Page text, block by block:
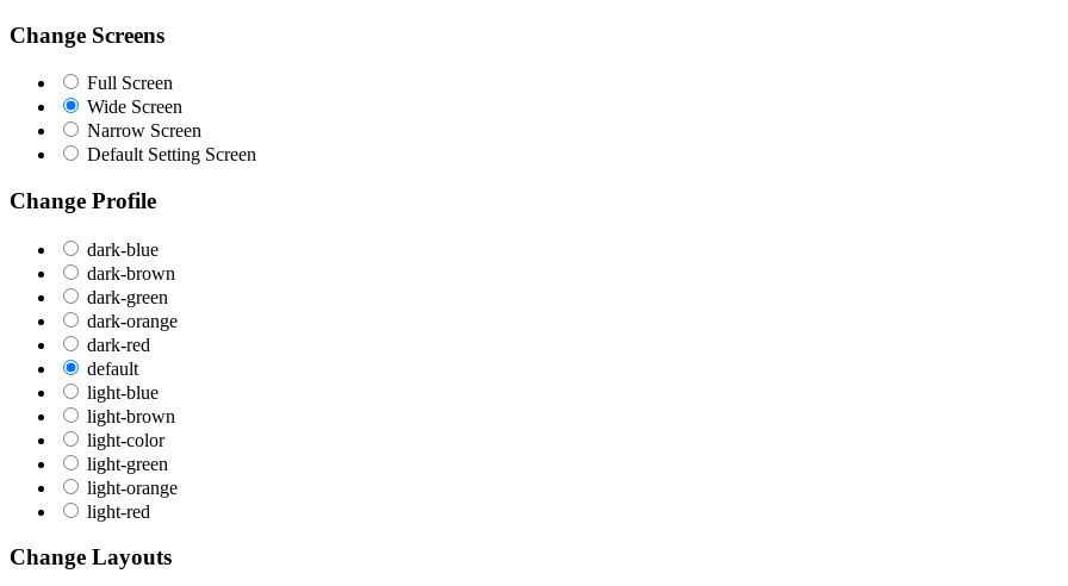
Change Screens
Full Screen
Wide Screen
Narrow Screen
Default Setting Screen
Change Profile
dark-blue
dark-brown
dark-green
dark-orange
dark-red
default
light-blue
light-brown
light-color
light-green
light-orange
light-red
Change Layouts